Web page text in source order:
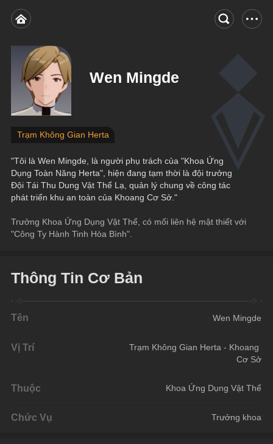
Wen Mingde
Trạm Không Gian Herta
"Tôi là Wen Mingde, là người phụ trách của "Khoa Ứng
Dụng Toàn Năng Herta", hiện đang tạm thời là đội trưởng
Đội Tái Thu Dung Vật Thể Lạ, quản lý chung về công tác
phát triển khu an toàn của Khoang Cơ Sở."
Trưởng Khoa Ứng Dụng Vật Thể, có mối liên hệ mật thiết với
"Công Ty Hành Tinh Hòa Bình".
Thông Tin Cơ Bản
Tên Wen Mingde
Vị Trí
Trạm Không Gian Herta - Khoang
Cơ Sở
Thuộc Khoa Ứng Dụng Vật Thể
Chức Vụ Trưởng khoa